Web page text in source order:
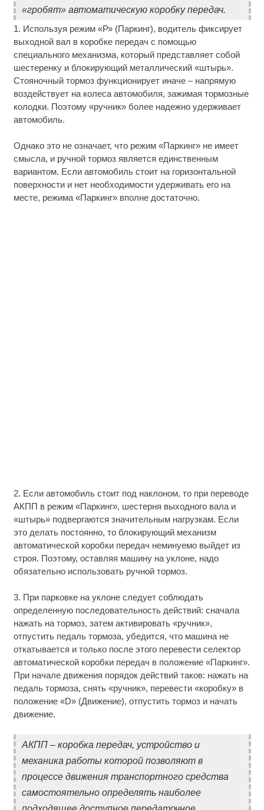
«гробят» автоматическую коробку передач.
1. Используя режим «Р» (Паркинг), водитель фиксирует
выходной вал в коробке передач с помощью
специального механизма, который представляет собой
шестеренку и блокирующий металлический «штырь».
Стояночный тормоз функционирует иначе – напрямую
воздействует на колеса автомобиля, зажимая тормозные
колодки. Поэтому «ручник» более надежно удерживает
автомобиль.
Однако это не означает, что режим «Паркинг» не имеет
смысла, и ручной тормоз является единственным
вариантом. Если автомобиль стоит на горизонтальной
поверхности и нет необходимости удерживать его на
месте, режима «Паркинг» вполне достаточно.
2. Если автомобиль стоит под наклоном, то при переводе
АКПП в режим «Паркинг», шестерня выходного вала и
«штырь» подвергаются значительным нагрузкам. Если
это делать постоянно, то блокирующий механизм
автоматической коробки передач неминуемо выйдет из
строя. Поэтому, оставляя машину на уклоне, надо
обязательно использовать ручной тормоз.
3. При парковке на уклоне следует соблюдать
определенную последовательность действий: сначала
нажать на тормоз, затем активировать «ручник»,
отпустить педаль тормоза, убедится, что машина не
откатывается и только после этого перевести селектор
автоматической коробки передач в положение «Паркинг».
При начале движения порядок действий таков: нажать на
педаль тормоза, снять «ручник», перевести «коробку» в
положение «D» (Движение), отпустить тормоз и начать
движение.
АКПП – коробка передач, устройство и
механика работы которой позволяют в
процессе движения транспортного средства
самостоятельно определять наиболее